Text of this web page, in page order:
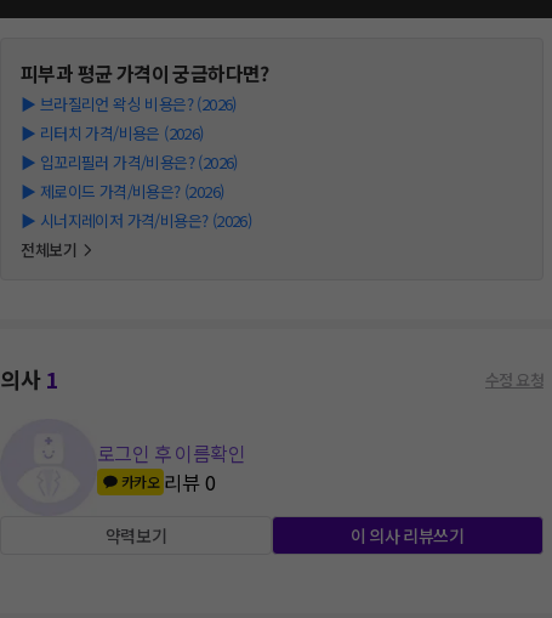
피부과평균 가격이 궁금하다면?
▶ 브라질리언 왁싱 비용은? (2026)
▶ 리터치 가격/비용은 (2026)
▶ 입꼬리필러 가격/비용은? (2026)
▶ 제로이드 가격/비용은? (2026)
▶ 시너지레이저 가격/비용은? (2026)
전체보기
의사1 수정 요청
로그인 후 이름확인
카카오 리뷰0
약력보기 이 의사 리뷰쓰기